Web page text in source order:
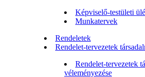
Képviselő-testületi
Munkatervek
Rendeletek
Rendelet-tervezetek
Rendelet-tervezetek
véleményezése